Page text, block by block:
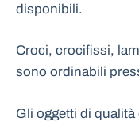
disponibili.
Croci, crocifissi,
sono ordinabili
Gli oggetti di